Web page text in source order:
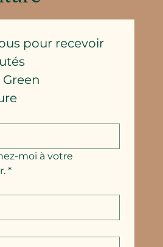
pour recevoir
moi à votre
*